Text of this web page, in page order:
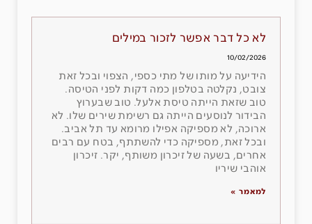
לא כל דבר אפשר לזכור במילים
10/02/2026
הידיעה על מותו של מתי כספי, הצפוי ובכל זאת
צובט, נקלטה בטלפון כמה דקות לפני הטיסה.
טוב שזאת הייתה טיסת אלעל. טוב שבערוץ
הבידור לנוסעים הייתה גם רשימת שירים שלו. לא
ארוכה, לא מספיקה אפילו מרומא עד תל אביב.
ובכל זאת, מספיקה כדי להשתתף, בטח עם רבים
אחרים, בשעה של זיכרון משותף, יקר. זיכרון
אוהבי שיריו
למאמר »